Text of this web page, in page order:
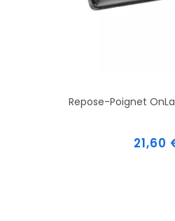
Repose-Poignet
21,60